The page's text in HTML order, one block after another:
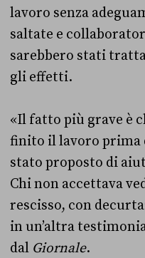
lavoro senza
saltate e
sarebbero stati
gli effetti.
«Il fatto più grave è
finito il lavoro prima
stato proposto di
Chi non accettava
rescisso, con
in un’altra
dal Giornale.